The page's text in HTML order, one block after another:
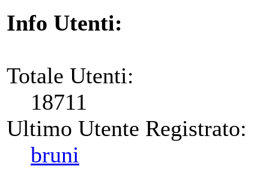
Info Utenti:
Totale Utenti:
18711
Ultimo Utente Registrato:
bruni